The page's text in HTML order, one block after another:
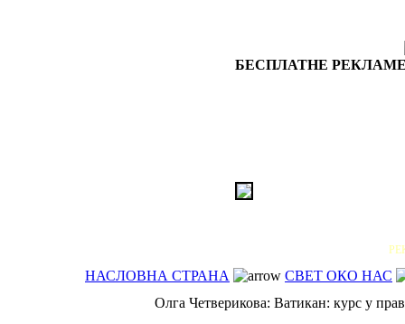
БЕСПЛАТНЕ
НАСЛОВНА СТРАНА
СВЕТ ОКО НАС
Олга Четверикова: Ватикан: курс у